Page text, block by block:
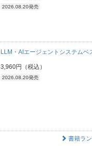
2026.08.20発売
LLM・AIエージェントシステムベ
3,960円（税込）
2026.08.20発売
書籍ラ